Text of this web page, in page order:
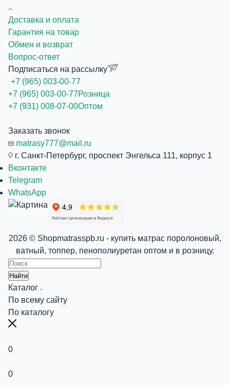
Доставка и оплата
Гарантия на товар
Обмен и возврат
Вопрос-ответ
Подписаться на рассылку
+7 (965) 003-00-77
+7 (965) 003-00-77Розница
+7 (931) 008-07-00Оптом
Заказать звонок
matrasy777@mail.ru
г. Санкт-Петербург, проспект Энгельса 111, корпус 1
Вконтакте
Telegram
WhatsApp
2026 © Shopmatrasspb.ru - купить матрас поролоновый,
ватный, топпер, пенополиуретан оптом и в розницу.
Найти
Каталог
По всему сайту
По каталогу
0
0